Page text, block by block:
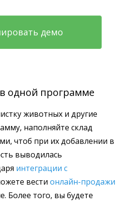
демо
одной программе
животных и другие
наполняйте склад
чтоб при их добавлении в
выводилась
интеграции с
вести онлайн-продажи
Более того, вы будете